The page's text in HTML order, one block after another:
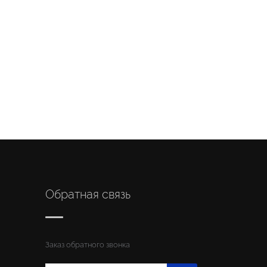
Обратная связь
Заказ обратного звонка